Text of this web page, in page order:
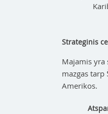
Strateginis
Majamis yra
mazgas tarp
Amerikos.